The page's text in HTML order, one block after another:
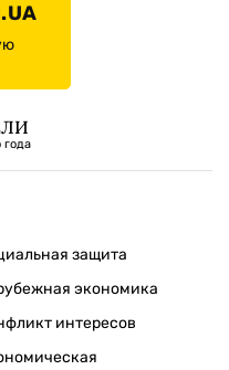
года
защита
экономика
интересов